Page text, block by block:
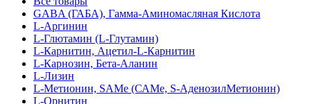
GABA (ГАБА), Гамма-Аминомасляная Кислота
L-Аргинин
L-Глютамин (L-Глутамин)
L-Карнитин, Ацетил-L-Карнитин
L-Карнозин, Бета-Аланин
L-Лизин
L-Метионин, SAMe (САМе, S-АденозилМетионин)
L-Орнитин